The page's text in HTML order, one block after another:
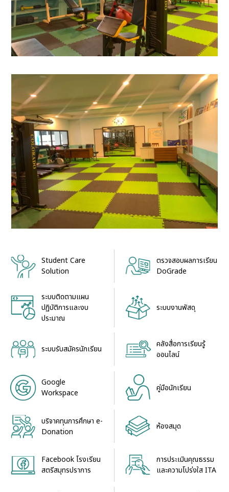
Student Care
Solution
ตรวจสอบผลการเรียน
DoGrade
ระบบติดตามแผน
ปฏิบัติการและงบ
ประมาณ
ระบบงานพัสดุ
ระบบรับสมัครนักเรียน
คลังสื่อการเรียนรู้
ออนไลน์
Google
Workspace
คู่มือนักเรียน
บริจาคทุนการศึกษา e-
Donation
ห้องสมุด
Facebook โรงเรียน
สตรีสมุทรปราการ
การประเมินคุณธรรม
และความโปร่งใส ITA